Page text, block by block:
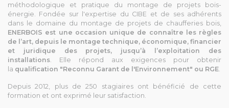
méthodologique et pratique du montage de projets bois-
énergie. Fondée sur l'expertise du CIBE et de ses adhérents
dans le domaine du montage de projets de chaufferies bois,
ENERBOIS est une occasion unique de connaître les règles
de l’art, depuis le montage technique, économique, financier
et juridique des projets, jusqu’à l’exploitation des
installations . Elle répond aux exigences pour obtenir
la qualification "Reconnu Garant de l'Environnement" ou RGE
Depuis 2012, plus de 250 stagiaires ont bénéficié de cette
formation et ont exprimé leur satisfaction.